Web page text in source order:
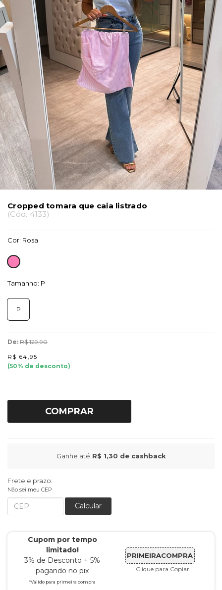
Cropped tomara que caia listrado
(Cód. 4133)
Cor: Rosa
Tamanho: P
P
De: R$ 129,90
R$ 64,95
(50% de desconto)
COMPRAR
Ganhe até R$ 1,30 de cashback
Frete e prazo:
Não sei meu CEP
Calcular
Cupom por tempo
limitado!
3% de Desconto + 5%
pagando no pix
*Válido para primeira compra
PRIMEIRACOMPRA
Clique para Copiar